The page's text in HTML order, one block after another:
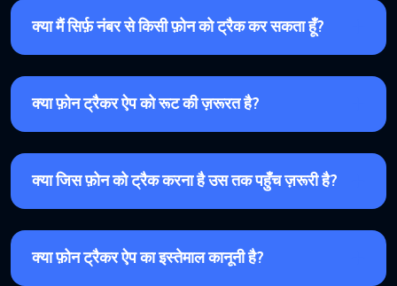
क्या मैं सिर्फ़ नंबर से किसी फ़ोन को ट्रैक कर सकता हूँ?
क्या फ़ोन ट्रैकर ऐप को रूट की ज़रूरत है?
क्या जिस फ़ोन को ट्रैक करना है उस तक पहुँच ज़रूरी है?
क्या फ़ोन ट्रैकर ऐप का इस्तेमाल कानूनी है?